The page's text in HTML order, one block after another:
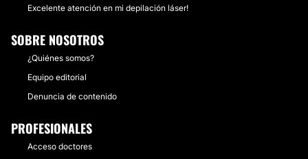
Excelente atención en mi depilación láser!
SOBRE NOSOTROS
¿Quiénes somos?
Equipo editorial
Denuncia de contenido
PROFESIONALES
Acceso doctores